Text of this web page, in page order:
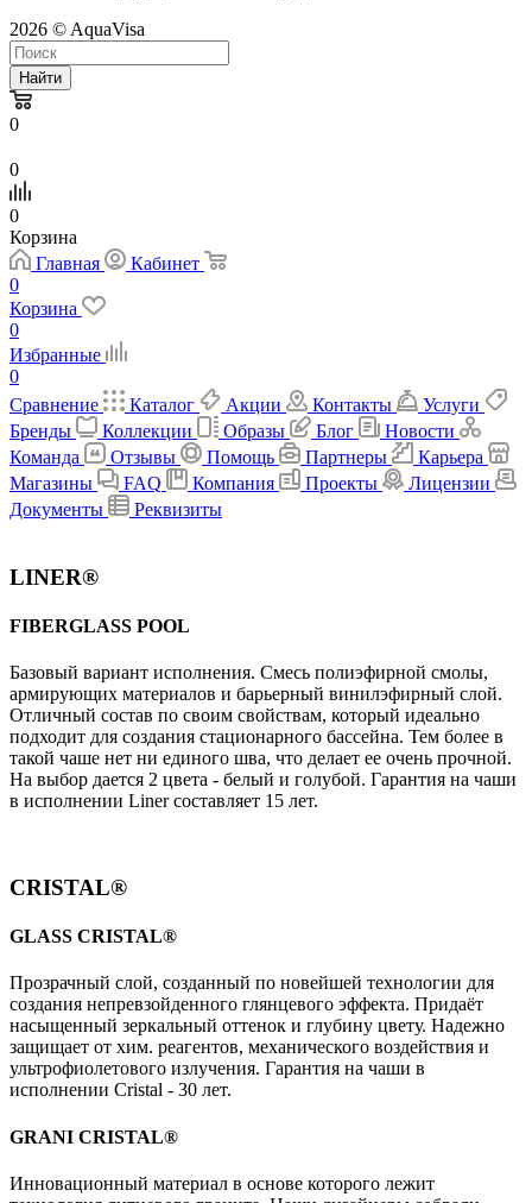
2026 © AquaVisa
Найти
0
0
0
Корзина
Главная
Кабинет
0
Корзина
0
Избранные
0
Сравнение
Каталог Акции Контакты
Услуги
Бренды
Коллекции Образы Блог
Новости
Команда
Отзывы Помощь Партнеры
Карьера
Магазины
FAQ Компания Проекты
Лицензии
Документы
Реквизиты
LINER®
FIBERGLASS POOL
Базовый вариант исполнения. Cмесь полиэфирной смолы,
армирующих материалов и барьерный винилэфирный слой.
Отличный состав по своим свойствам, который идеально
подходит для создания стационарного бассейна. Тем более в
такой чаше нет ни единого шва, что делает ее очень прочной.
На выбор дается 2 цвета - белый и голубой. Гарантия на чаши
в исполнении Liner составляет 15 лет.
CRISTAL®
GLASS CRISTAL®
Прозрачный слой, созданный по новейшей технологии для
создания непревзойденного глянцевого эффекта. Придаёт
насыщенный зеркальный оттенок и глубину цвету. Надежно
защищает от хим. реагентов, механического воздействия и
ультрофиолетового излучения. Гарантия на чаши в
исполнении Cristal - 30 лет.
GRANI CRISTAL®
Инновационный материал в основе которого лежит